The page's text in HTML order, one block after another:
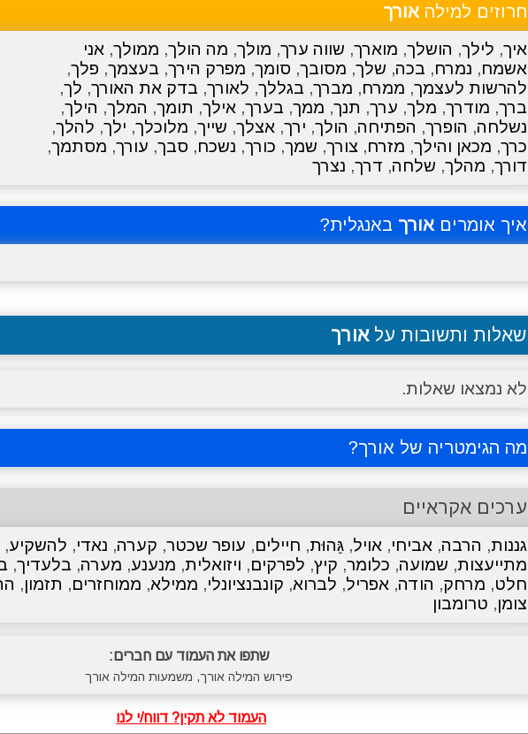
חרוזים למילה אורך
איך, לילך, הושלך, מוארך, שווה ערך, מולך, מה הולך, ממולך, אני
אשמח, נמרח, בכה, שלך, מסובך, סומך, מפרק הירך, בעצמך, פלך,
להרשות לעצמך, ממרח, מברך, בגללך, לאורך, בדק את האורך, לך,
ברך, מודרך, מלך, ערך, תנך, ממך, בערך, אילך, תומך, המלך, הילך,
נשלחה, הופרך, הפתיחה, הולך, ירך, אצלך, שייך, מלוכלך, ילך, להלך,
כרך, מכאן והילך, מזרח, צורך, שמך, כורך, נשכח, סבך, עורך, מסתמך,
דורך, מהלך, שלחה, דרך, נצרך
איך אומרים אורך באנגלית?
שאלות ותשובות עלאורך
לא נמצאו שאלות.
מה הגימטריה של אורך?
ערכים אקראיים
גננות, הרבה, אביחי, אויל, גֵּהוּת, חיילים, עופר שכטר, קערה, נאדי, להשקיע,
מתייעצות, שמועה, כלומר, קיץ, לפרקים, ויזואלית, מנענע, מערה, בלעדיך,
חלט, מרחק, הודה, אפריל, לברוא, קונבנציונלי, ממילא, ממוחזרים, תזמון,
צומן, טרומבון
שתפו את העמוד עם חברים:
פירוש המילה אורך, משמעות המילה אורך
העמוד לא תקין? דווח/י לנו